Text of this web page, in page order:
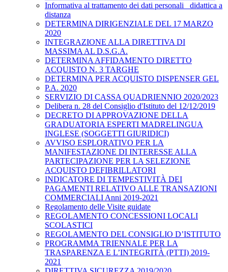
Informativa al trattamento dei dati personali _didattica a
distanza
DETERMINA DIRIGENZIALE DEL 17 MARZO
2020
INTEGRAZIONE ALLA DIRETTIVA DI
MASSIMA AL D.S.G.A.
DETERMINA AFFIDAMENTO DIRETTO
ACQUISTO N. 3 TARGHE
DETERMINA PER ACQUISTO DISPENSER GEL
P.A. 2020
SERVIZIO DI CASSA QUADRIENNIO 2020/2023
Delibera n. 28 del Consiglio d'Istituto del 12/12/2019
DECRETO DI APPROVAZIONE DELLA
GRADUATORIA ESPERTI MADRELINGUA
INGLESE (SOGGETTI GIURIDICI)
AVVISO ESPLORATIVO PER LA
MANIFESTAZIONE DI INTERESSE ALLA
PARTECIPAZIONE PER LA SELEZIONE
ACQUISTO DEFIBRILLATORI
INDICATORE DI TEMPESTIVITÀ DEI
PAGAMENTI RELATIVO ALLE TRANSAZIONI
COMMERCIALI Anni 2019-2021
Regolamento delle Visite guidate
REGOLAMENTO CONCESSIONI LOCALI
SCOLASTICI
REGOLAMENTO DEL CONSIGLIO D’ISTITUTO
PROGRAMMA TRIENNALE PER LA
TRASPARENZA E L’INTEGRITÀ (PTTI) 2019-
2021